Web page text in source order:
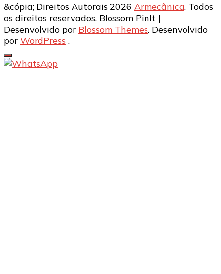
&cópia; Direitos Autorais 2026 Armecânica. Todos
os direitos reservados. Blossom PinIt |
Desenvolvido por Blossom Themes. Desenvolvido
por WordPress .